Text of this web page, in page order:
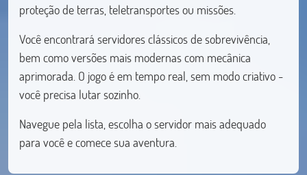
proteção de terras, teletransportes ou missões.
Você encontrará servidores clássicos de sobrevivência,
bem como versões mais modernas com mecânica
aprimorada. O jogo é em tempo real, sem modo criativo -
você precisa lutar sozinho.
Navegue pela lista, escolha o servidor mais adequado
para você e comece sua aventura.